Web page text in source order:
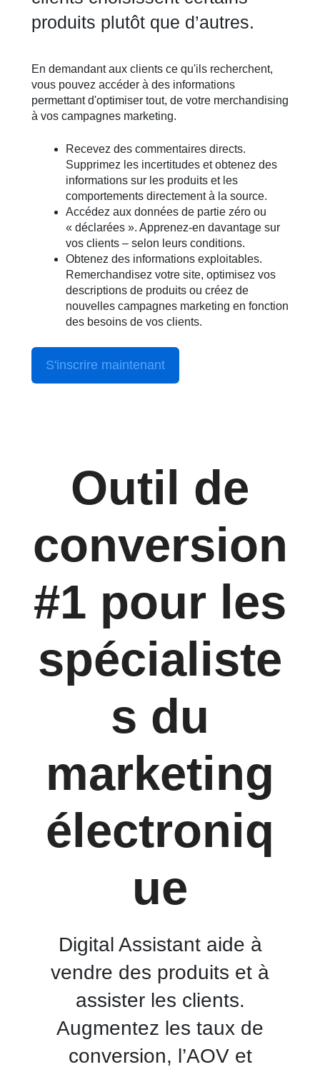
produits plutôt que d’autres.
En demandant aux clients ce qu'ils recherchent,
vous pouvez accéder à des informations
permettant d'optimiser tout, de votre merchandising
à vos campagnes marketing.
Recevez des commentaires directs.
Supprimez les incertitudes et obtenez des
informations sur les produits et les
comportements directement à la source.
Accédez aux données de partie zéro ou
« déclarées ». Apprenez-en davantage sur
vos clients – selon leurs conditions.
Obtenez des informations exploitables.
Remerchandisez votre site, optimisez vos
descriptions de produits ou créez de
nouvelles campagnes marketing en fonction
des besoins de vos clients.
S'inscrire maintenant
Outil de
conversion
#1 pour les
spécialiste
s du
marketing
électroniq
ue
Digital Assistant aide à
vendre des produits et à
assister les clients.
Augmentez les taux de
conversion, l’AOV et